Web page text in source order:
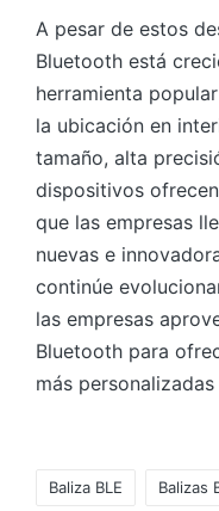
A pesar de estos
Bluetooth está
herramienta
la ubicación en
tamaño, alta
dispositivos
que las empresas
nuevas e
continúe
las empresas
Bluetooth para
más
Baliza BLE Balizas